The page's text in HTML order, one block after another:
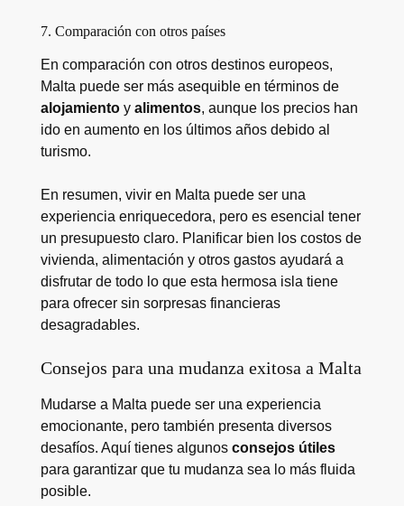
7. Comparación con otros países
En comparación con otros destinos europeos,
Malta puede ser más asequible en términos de
alojamientoy alimentos, aunque los precios han
ido en aumento en los últimos años debido al
turismo.
En resumen, vivir en Malta puede ser una
experiencia enriquecedora, pero es esencial tener
un presupuesto claro. Planificar bien los costos de
vivienda, alimentación y otros gastos ayudará a
disfrutar de todo lo que esta hermosa isla tiene
para ofrecer sin sorpresas financieras
desagradables.
Consejos para una mudanza exitosa a Malta
Mudarse a Malta puede ser una experiencia
emocionante, pero también presenta diversos
desafíos. Aquí tienes algunos consejos útiles
para garantizar que tu mudanza sea lo más fluida
posible.